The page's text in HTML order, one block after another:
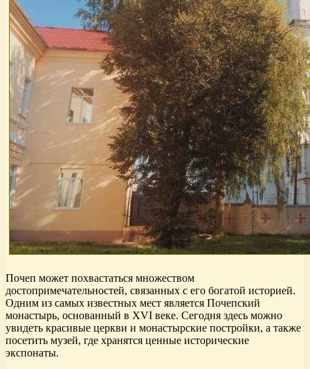
Почеп может похвастаться множеством
достопримечательностей, связанных с его богатой историей.
Одним из самых известных мест является Почепский
монастырь, основанный в XVI веке. Сегодня здесь можно
увидеть красивые церкви и монастырские постройки, а также
посетить музей, где хранятся ценные исторические
экспонаты.